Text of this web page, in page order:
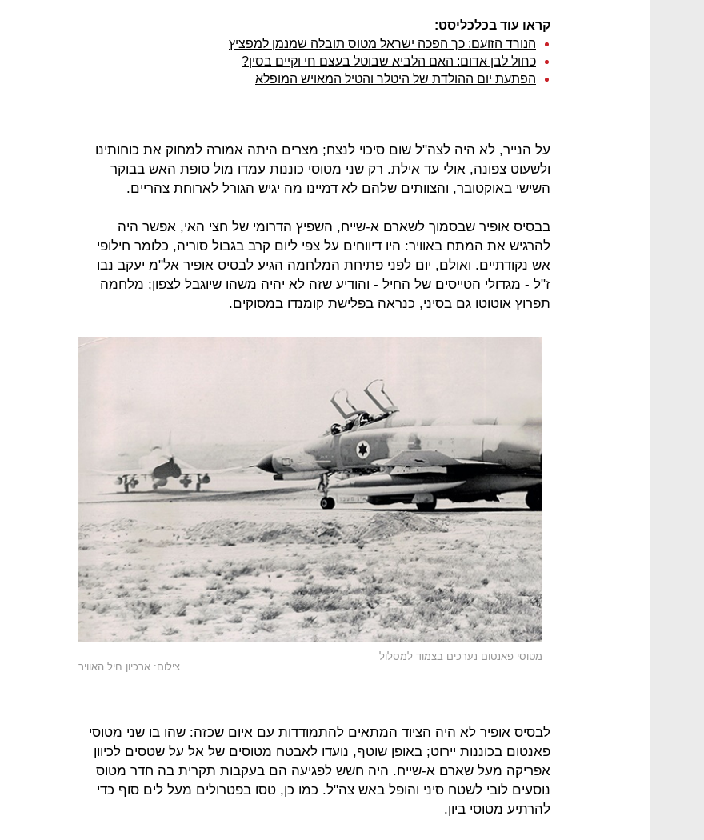
קראו עוד בכלכליסט:
הנורד הזועם: כך הפכה ישראל מטוס תובלה שמנמן למפציץ
כחול לבן אדום: האם הלביא שבוטל בעצם חי וקיים בסין?
הפתעת יום ההולדת של היטלר והטיל המאויש המופלא
על הנייר, לא היה לצה"ל שום סיכוי לנצח; מצרים היתה אמורה למחוק את כוחותינו
ולשעוט צפונה, אולי עד אילת. רק שני מטוסי כוננות עמדו מול סופת האש בבוקר
השישי באוקטובר, והצוותים שלהם לא דמיינו מה יגיש הגורל לארוחת צהריים.
בבסיס אופיר שבסמוך לשארם א-שייח, השפיץ הדרומי של חצי האי, אפשר היה
להרגיש את המתח באוויר: היו דיווחים על צפי ליום קרב בגבול סוריה, כלומר חילופי
אש נקודתיים. ואולם, יום לפני פתיחת המלחמה הגיע לבסיס אופיר אל"מ יעקב נבו
ז"ל - מגדולי הטייסים של החיל - והודיע שזה לא יהיה משהו שיוגבל לצפון; מלחמה
תפרוץ אוטוטו גם בסיני, כנראה בפלישת קומנדו במסוקים.
מטוסי פאנטום נערכים בצמוד למסלול
צילום: ארכיון חיל האוויר
לבסיס אופיר לא היה הציוד המתאים להתמודדות עם איום שכזה: שהו בו שני מטוסי
פאנטום בכוננות יירוט; באופן שוטף, נועדו לאבטח מטוסים של אל על שטסים לכיוון
אפריקה מעל שארם א-שייח. היה חשש לפגיעה הם בעקבות תקרית בה חדר מטוס
נוסעים לובי לשטח סיני והופל באש צה"ל. כמו כן, טסו בפטרולים מעל לים סוף כדי
להרתיע מטוסי ביון.